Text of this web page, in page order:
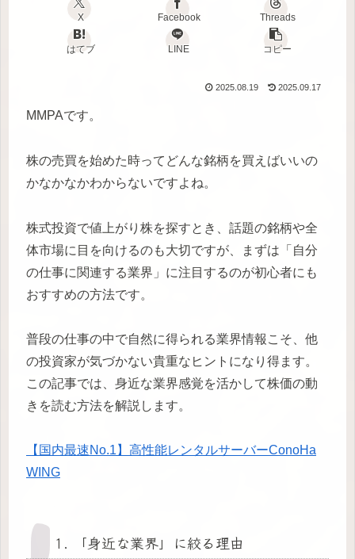
X Facebook Threads
はてブ LINE コピー
2025.08.19 2025.09.17
MMPAです。
株の売買を始めた時ってどんな銘柄を買えばいいの
かなかなかわからないですよね。
株式投資で値上がり株を探すとき、話題の銘柄や全
体市場に目を向けるのも大切ですが、まずは「自分
の仕事に関連する業界」に注目するのが初心者にも
おすすめの方法です。
普段の仕事の中で自然に得られる業界情報こそ、他
の投資家が気づかない貴重なヒントになり得ます。
この記事では、身近な業界感覚を活かして株価の動
きを読む方法を解説します。
【国内最速No.1】高性能レンタルサーバーConoHa
WING
1. 「身近な業界」に絞る理由